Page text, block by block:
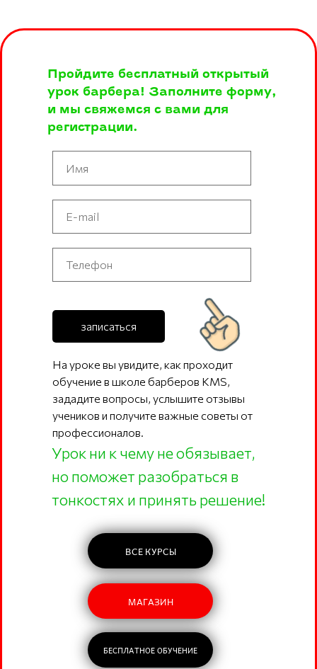
БЕСПЛАТНОЕ ОБУЧЕНИЕ
ВСЕ КУРСЫ
МАГАЗИН
записаться
Пройдите бесплатный открытый
урок барбера! Заполните форму,
и мы свяжемся с вами для
регистрации.
На уроке вы увидите, как проходит
обучение в школе барберов KMS,
зададите вопросы, услышите отзывы
учеников и получите важные советы от
профессионалов.
Урок ни к чему не обязывает,
но поможет разобраться в
тонкостях и принять решение!